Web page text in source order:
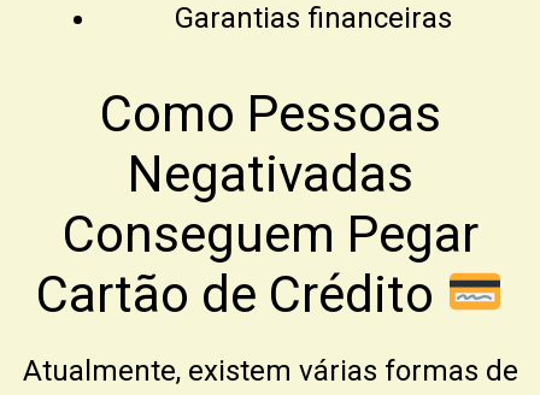
Garantias financeiras
Como Pessoas
Negativadas
Conseguem Pegar
Cartão de Crédito
Atualmente, existem várias formas de